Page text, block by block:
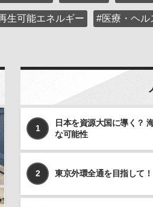
生可能エネルギー #医療・ヘル
1
日本を資源大国に導く？
な可能性
2 東京外環全通を目指して